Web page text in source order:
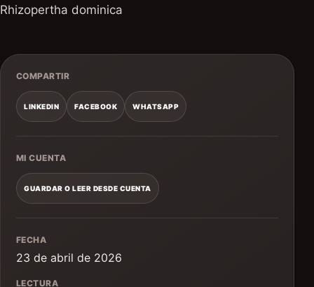
Rhizopertha dominica
COMPARTIR
LINKEDIN FACEBOOK WHATSAPP
MI CUENTA
GUARDAR O LEER DESDE CUENTA
FECHA
23 de abril de 2026
LECTURA